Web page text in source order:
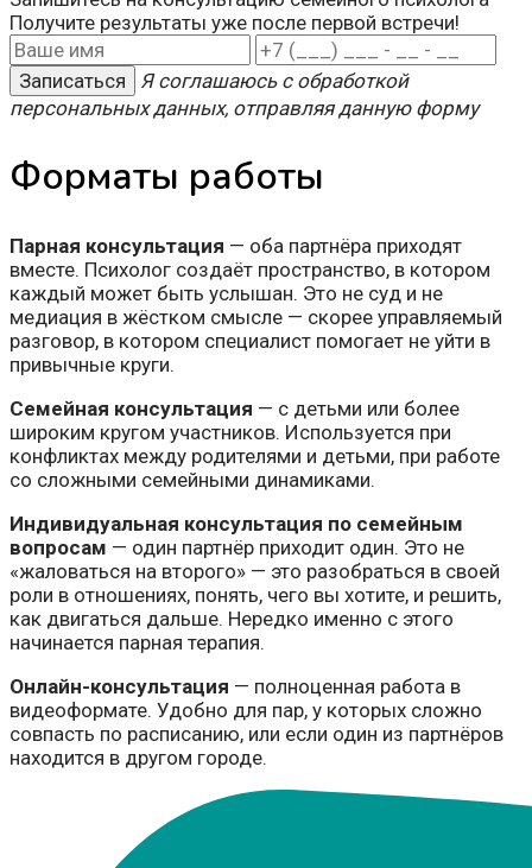
Получите результаты уже после первой встречи!
Записаться
Я соглашаюсь с обработкой
персональных данных, отправляя данную форму
Форматы работы
Парная консультация — оба партнёра приходят
вместе. Психолог создаёт пространство, в котором
каждый может быть услышан. Это не суд и не
медиация в жёстком смысле — скорее управляемый
разговор, в котором специалист помогает не уйти в
привычные круги.
Семейная консультация — с детьми или более
широким кругом участников. Используется при
конфликтах между родителями и детьми, при работе
со сложными семейными динамиками.
Индивидуальная консультация по семейным
вопросам — один партнёр приходит один. Это не
«жаловаться на второго» — это разобраться в своей
роли в отношениях, понять, чего вы хотите, и решить,
как двигаться дальше. Нередко именно с этого
начинается парная терапия.
Онлайн-консультация — полноценная работа в
видеоформате. Удобно для пар, у которых сложно
совпасть по расписанию, или если один из партнёров
находится в другом городе.